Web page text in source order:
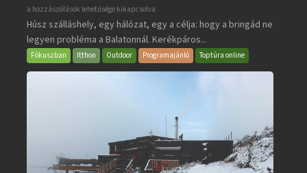
BalatonBIKE365
bejegyzéshez
a hozzászólások lehetősége kikapcsolva
Húsz szálláshely, egy hálózat, egy a célja: hogy a bringád ne
legyen probléma a Balatonnál. Kerékpáros...
Fókuszban Itthon Outdoor Programajánló Toptúra online